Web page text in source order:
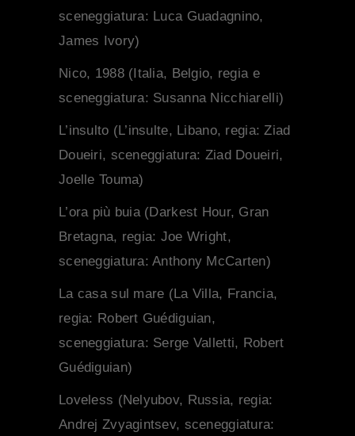
sceneggiatura: Luca Guadagnino,
James Ivory)
Nico, 1988(Italia, Belgio, regia e
sceneggiatura: Susanna Nicchiarelli)
L’insulto (L’insulte, Libano, regia: Ziad
Doueiri, sceneggiatura: Ziad Doueiri,
Joelle Touma)
L’ora più buia(Darkest Hour, Gran
Bretagna, regia: Joe Wright,
sceneggiatura: Anthony McCarten)
La casa sul mare (La Villa, Francia,
regia: Robert Guédiguian,
sceneggiatura: Serge Valletti, Robert
Guédiguian)
Loveless (Nelyubov, Russia, regia:
Andrej Zvyagintsev, sceneggiatura: